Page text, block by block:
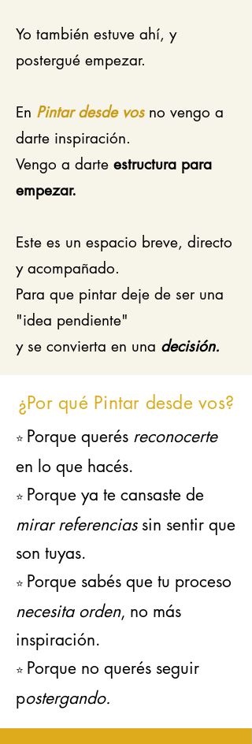
Yo también estuve ahí, y
postergué empezar.
En Pintar desde vosno vengo a
darte inspiración.
Vengo a darte estructura para
empezar.
Este es un espacio breve, directo
y acompañado.
Para que pintar deje de ser una
"idea pendiente"
y se convierta en una decisión.
¿Por qué Pintar desde vos?
⭐️ Porque querés reconocerte
en lo que hacés.
⭐️ Porque ya te cansaste de
mirar referenciassin sentir que
son tuyas.
⭐️ Porque sabés que tu proceso
necesita orden, no más
inspiración.
⭐️ Porque no querés seguir
postergando.